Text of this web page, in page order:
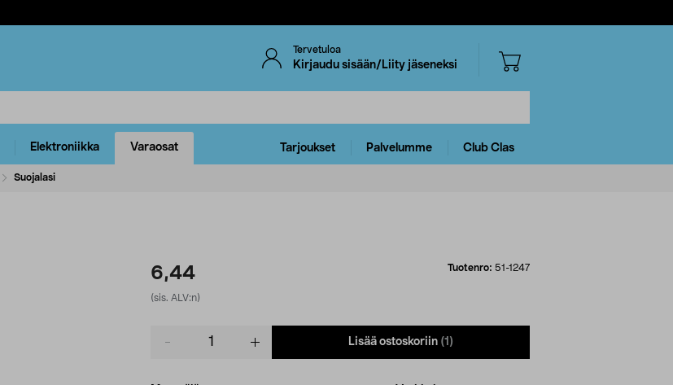
Tervetuloa
Kirjaudu sisään/Liity jäseneksi
Elektroniikka Varaosat Tarjoukset Palvelumme Club Clas
Suojalasi
6,44
(sis. ALV:n)
Tuotenro: 51-1247
Lisää ostoskoriin (1)